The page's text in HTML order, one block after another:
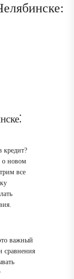
кредит?
о новом
все
важный
сравнения